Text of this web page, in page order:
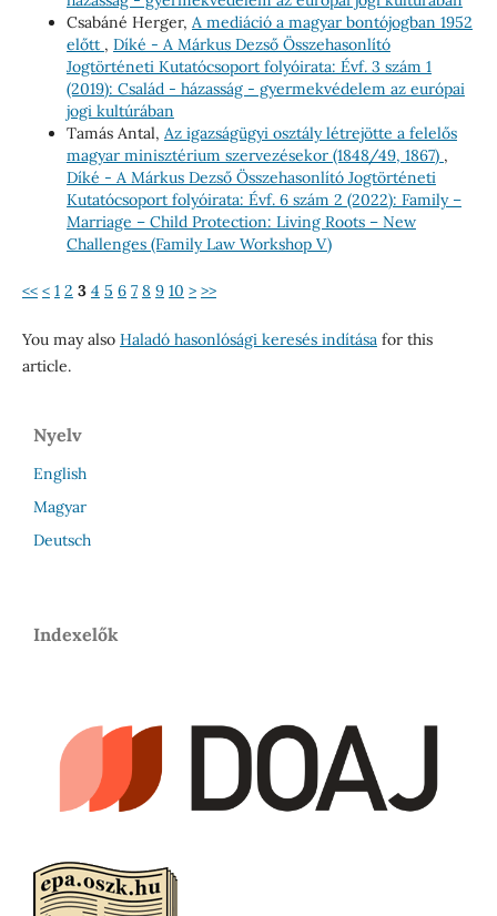
Csabáné Herger, A mediáció a magyar bontójogban 1952
előtt , Díké - A Márkus Dezső Összehasonlító
Jogtörténeti Kutatócsoport folyóirata: Évf. 3 szám 1
(2019): Család - házasság - gyermekvédelem az európai
jogi kultúrában
Tamás Antal, Az igazságügyi osztály létrejötte a felelős
magyar minisztérium szervezésekor (1848/49, 1867) ,
Díké - A Márkus Dezső Összehasonlító Jogtörténeti
Kutatócsoport folyóirata: Évf. 6 szám 2 (2022): Family –
Marriage – Child Protection: Living Roots – New
Challenges (Family Law Workshop V)
<< < 1 2 3 4 5 6 7 8 9 10 > >>
You may also Haladó hasonlósági keresés indításafor this
article.
Nyelv
English
Magyar
Deutsch
Indexelők